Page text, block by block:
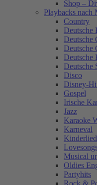
Shop –
Playbacks nach
Country
Deutsche
Deutsche
Deutsche
Deutsche
Deutsche
Disco
Disney-
Gospel
Irische
Jazz
Karaoke
Karneval
Musical
Oldies
Partyhits
Rock &